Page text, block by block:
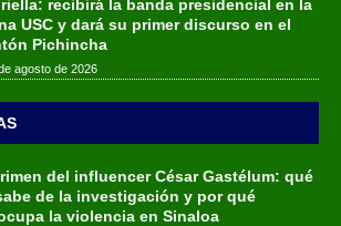
recibirá la banda presidencial en la
USC y dará su primer discurso en el
Pichincha
agosto de 2026
del influencer César Gastélum: qué
de la investigación y por qué
la violencia en Sinaloa